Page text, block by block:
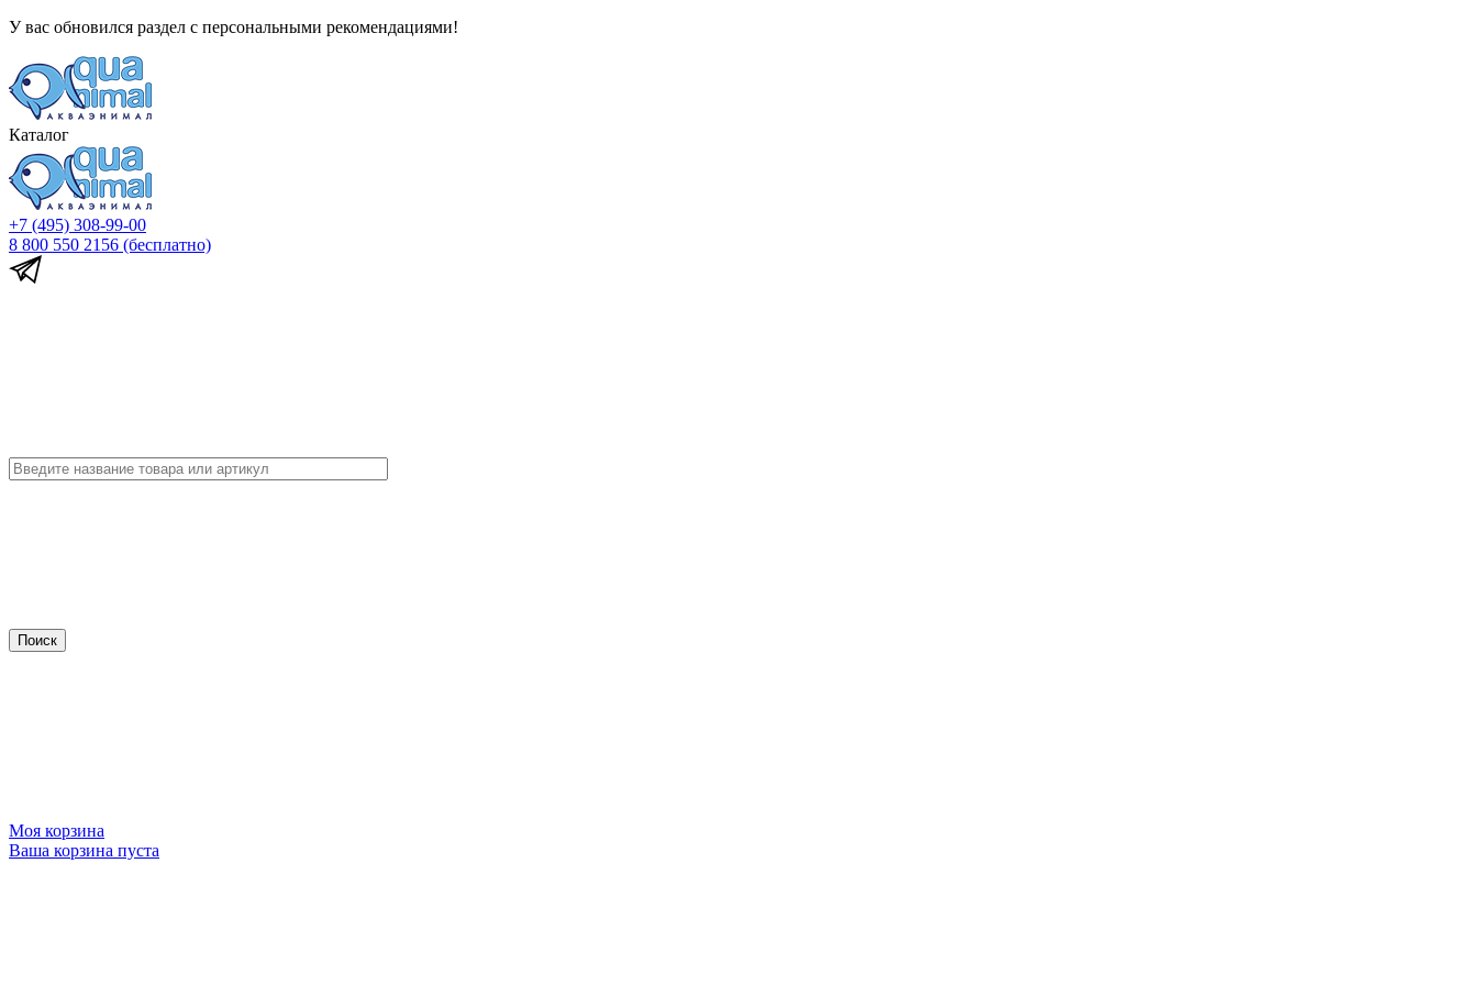
У вас обновился раздел с персональными рекомендациями!
Каталог
+7 (495) 308-99-00
8 800 550 2156 (бесплатно)
Моя корзина
Ваша корзина пуста